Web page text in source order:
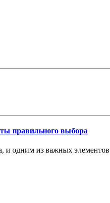
правильного выбора
и одним из важных